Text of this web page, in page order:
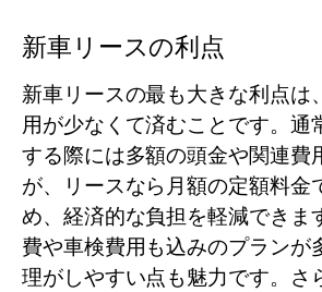
新車リースの利点
新車リースの最も大きな利点は
用が少なくて済むことです。通
する際には多額の頭金や関連費
が、リースなら月額の定額料金
め、経済的な負担を軽減できま
費や車検費用も込みのプランが
理がしやすい点も魅力です。さ